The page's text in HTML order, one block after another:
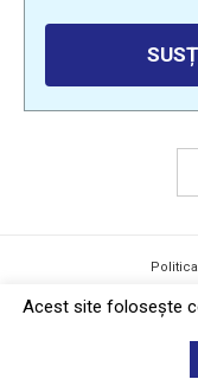
Acest site foloseşte